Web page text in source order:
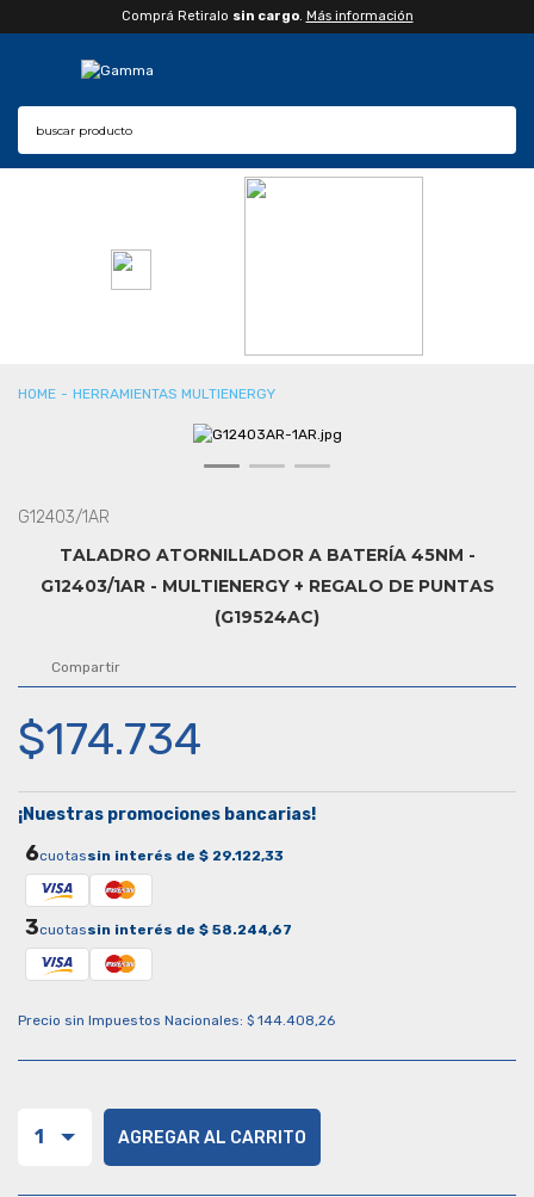
Comprá Retiralo sin cargo. Más información
HERRAMIENTAS MULTIENERGY
G12403/1AR
TALADRO ATORNILLADOR A BATERÍA 45NM -
G12403/1AR - MULTIENERGY + REGALO DE PUNTAS
(G19524AC)
Compartir
$174.734
¡Nuestras promociones bancarias!
6cuotassin interés de $ 29.122,33
3cuotassin interés de $ 58.244,67
Precio sin Impuestos Nacionales: $ 144.408,26
1 AGREGAR AL CARRITO